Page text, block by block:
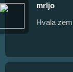
mrljo
Hvala